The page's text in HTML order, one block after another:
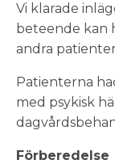
Vi klarade
beteende kan
andra
Patienterna
med psykisk
Förberedelse